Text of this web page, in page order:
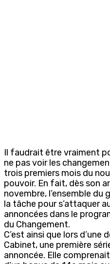
Il faudrait être vraiment
ne pas voir les
trois premiers mois du
pouvoir. En fait, dès son
novembre, l’ensemble du
la tâche pour s’attaquer
annoncées dans le
du Changement.
C’est ainsi que lors d’une
Cabinet, une première
annoncée. Elle